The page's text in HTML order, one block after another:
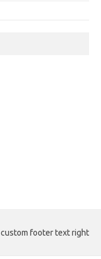
custom footer text right